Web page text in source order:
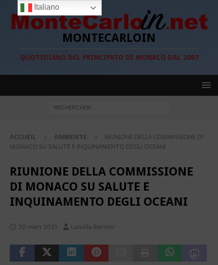
MONTECARLOIN
QUOTIDIANO DEL PRINCIPATO DI MONACO DAL 2007
ACCUEIL AMBIENTE
RIUNIONE DELLA COMMISSIONE DI
MONACO SU SALUTE E INQUINAMENTO DEGLI OCEANI
RIUNIONE DELLA COMMISSIONE
DI MONACO SU SALUTE E
INQUINAMENTO DEGLI OCEANI
30 mars 2021 Luisella Berrino
Italiano